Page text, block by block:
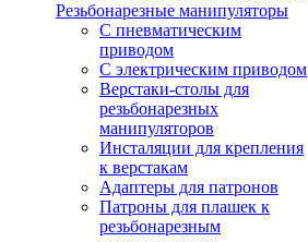
Резьбонарезные манипуляторы
С пневматическим
приводом
С электрическим приводом
Верстаки-столы для
резьбонарезных
манипуляторов
Инсталяции для крепления
к верстакам
Адаптеры для патронов
Патроны для плашек к
резьбонарезным